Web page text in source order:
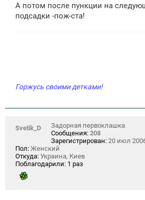
и
А потом после пункции на
подсадки -пож-ста!
Горжусь своими детками!
Svetik_D
Задорная первоклашка
Сообщения: 208
Зарегистрирован: 20 июл
Пол: Женский
Откуда: Украина, Киев
Поблагодарили: 1 раз